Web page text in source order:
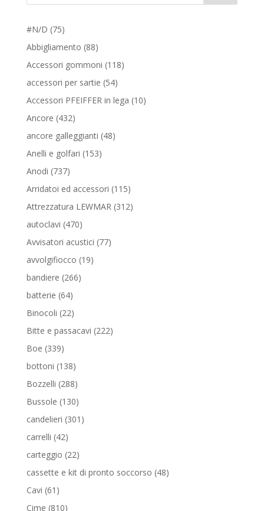
#N/D 7575
prodotti
Abbigliamento 8888
prodotti
Accessori gommoni 118118
accessori per sartie 5454
prodotti
Accessori PFEIFFER in lega 1010
Ancore 432432
prodotti
ancore galleggianti 4848
Anelli e golfari 153153
Anodi 737737
prodotti
Arridatoi ed accessori 115115
prodotti
Attrezzatura LEWMAR 312312
autoclavi 470470
prodotti
Avvisatori acustici 7777
avvolgifiocco 1919
bandiere 266266
batterie 6464
prodotti
Binocoli 2222
prodotti
Bitte e passacavi 222222
Boe 339339
prodotti
bottoni 138138
prodotti
Bozzelli 288288
prodotti
Bussole 130130
prodotti
candelieri 301 301
carrelli 4242
prodotti
carteggio 2222
prodotti
cassette e kit di pronto soccorso 4848
Cavi 61 61
prodotti
Cime 810810